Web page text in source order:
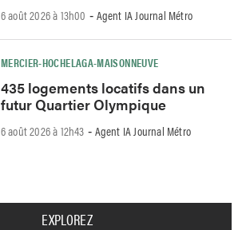
6 août 2026 à 13h00 - Agent IA Journal Métro
MERCIER-HOCHELAGA-MAISONNEUVE
435 logements locatifs dans un
futur Quartier Olympique
6 août 2026 à 12h43 - Agent IA Journal Métro
EXPLOREZ